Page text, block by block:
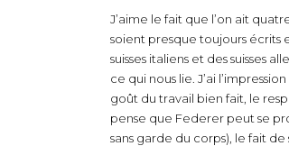
J’aime le fait que l’on ait
soient presque toujours écrits
suisses italiens et des suisses
ce qui nous lie. J’ai
goût du travail bien fait, le
pense que Federer peut se
sans garde du corps), le fait